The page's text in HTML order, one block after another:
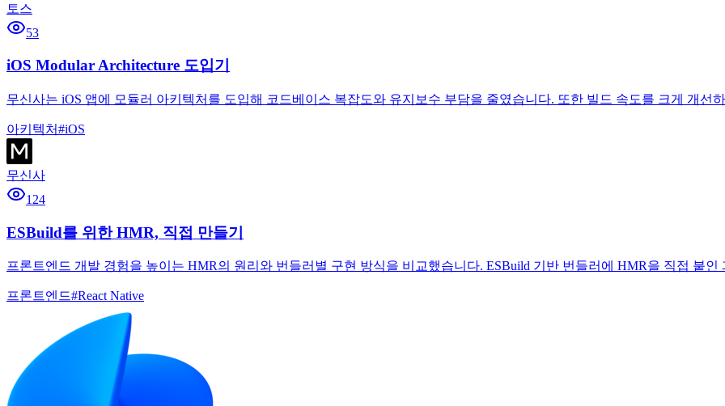
토스
53
iOS Modular Architecture 도입기
무신사는 iOS 앱에 모듈러 아키텍처를 도입해 코드베이스 복잡도와 유지보수 부담을 줄였습니다. 또한 빌드 속도를 크게 개선
아키텍처#iOS
무신사
124
ESBuild를 위한 HMR, 직접 만들기
프론트엔드 개발 경험을 높이는 HMR의 원리와 번들러별 구현 방식을 비교했습니다. ESBuild 기반 번들러에 HMR을 직접 붙
프론트엔드#React Native